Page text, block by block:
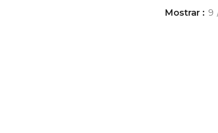
Mostrar 9